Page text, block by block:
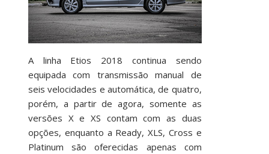
A linha Etios 2018 continua sendo
equipada com transmissão manual de
seis velocidades e automática, de quatro,
porém, a partir de agora, somente as
versões X e XS contam com as duas
opções, enquanto a Ready, XLS, Cross e
Platinum são oferecidas apenas com